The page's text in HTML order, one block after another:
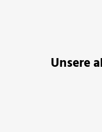
Unsere